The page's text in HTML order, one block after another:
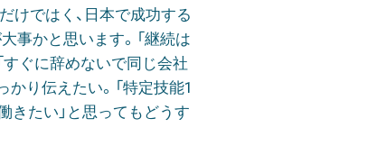
けではく、日本で成功する
事かと思います。「継続は
すぐに辞めないで同じ会社
り伝えたい。「特定技能1
きたい」と思ってもどうす